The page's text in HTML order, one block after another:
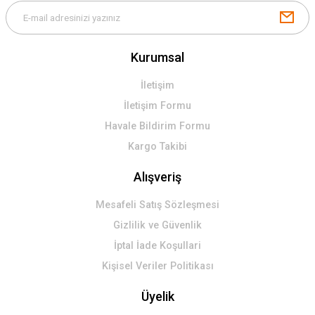
Kurumsal
İletişim
İletişim Formu
Havale Bildirim Formu
Kargo Takibi
Alışveriş
Mesafeli Satış Sözleşmesi
Gizlilik ve Güvenlik
İptal İade Koşullari
Kişisel Veriler Politikası
Üyelik